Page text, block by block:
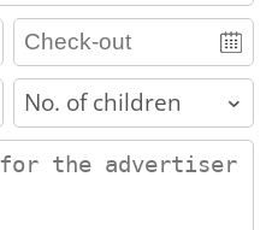
children